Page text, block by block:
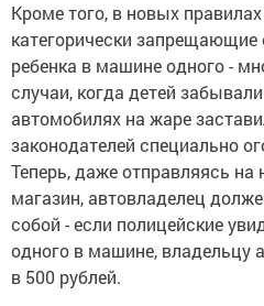
Кроме того, в новых
категорически запрещающие
ребенка в машине одного -
случаи, когда детей
автомобилях на жаре
законодателей специально
Теперь, даже отправляясь на
магазин, автовладелец
собой - если полицейские
одного в машине, владельцу
в 500 рублей.